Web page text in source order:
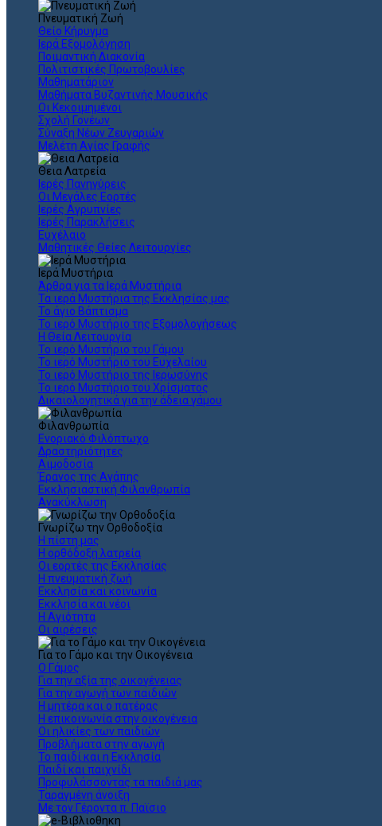
Πνευματική Ζωή
Θείο Κήρυγμα
Ιερά Εξομολόγηση
Ποιμαντική Διακονία
Πολιτιστικές Πρωτοβουλίες
Μαθηματάριον
Μαθήματα Βυζαντινής Μουσικής
Οι Κεκοιμημένοι
Σχολή Γονέων
Σύναξη Νέων Ζευγαριών
Μελέτη Αγίας Γραφής
Θεια Λατρεία
Ιερές Πανηγύρεις
Οι Μεγάλες Εορτές
Ιερές Αγρυπνίες
Ιερές Παρακλήσεις
Ευχέλαιο
Μαθητικές Θείες Λειτουργίες
Ιερά Μυστήρια
Άρθρα για τα Ιερά Μυστήρια
Τα ιερά Μυστήρια της Εκκλησίας μας
Το άγιο Βάπτισμα
Το ιερό Μυστήριο της Εξομολογήσεως
Η Θεία Λειτουργία
Το ιερό Μυστήριο του Γάμου
Το ιερό Μυστήριο του Ευχελαίου
Το ιερό Μυστήριο της Ιερωσύνης
Το ιερό Μυστήριο του Χρίσματος
Δικαιολογητικά για την άδεια γάμου
Φιλανθρωπία
Ενοριακό Φιλόπτωχο
Δραστηριότητες
Αιμοδοσία
Έρανος της Αγάπης
Εκκλησιαστική Φιλανθρωπία
Ανακύκλωση
Γνωρίζω την Ορθοδοξία
Η πίστη μας
Η ορθόδοξη λατρεία
Οι εορτές της Εκκλησίας
Η πνευματική ζωή
Εκκλησία και κοινωνία
Εκκλησία και νέοι
Η Αγιότητα
Οι αιρέσεις
Για το Γάμο και την Οικογένεια
Ο Γάμος
Για την αξία της οικογένειας
Για την αγωγή των παιδιών
Η μητέρα και ο πατέρας
Η επικοινωνία στην οικογένεια
Οι ηλικίες των παιδιών
Προβλήματα στην αγωγή
Το παιδί και η Εκκλησία
Παιδί και παιχνίδι
Προφυλάσσοντας τα παιδιά μας
Ταραγμένη άνοιξη
Με τον Γέροντα π. Παϊσιο